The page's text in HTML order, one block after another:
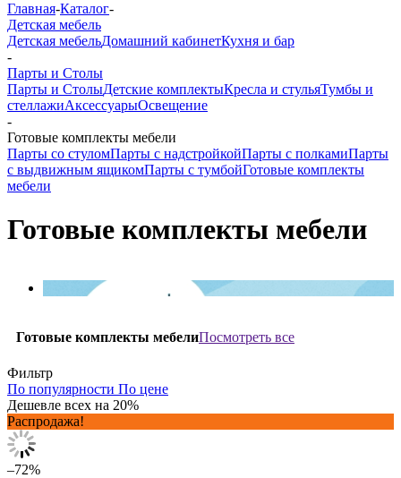
Главная-Каталог-
Детская мебель
Детская мебельДомашний кабинетКухня и бар
-
Парты и Столы
Парты и СтолыДетские комплектыКресла и стульяТумбы и
стеллажиАксессуарыОсвещение
-
Готовые комплекты мебели
Парты со стуломПарты с надстройкойПарты с полкамиПарты
с выдвижным ящикомПарты с тумбойГотовые комплекты
мебели
Готовые комплекты мебели
Готовые комплекты мебелиПосмотреть все
Фильтр
По популярности По цене
Дешевле всех на 20%
Распродажа!
–72%